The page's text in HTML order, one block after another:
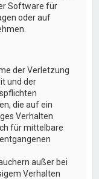
Software für
oder auf
der Verletzung
und der
die auf ein
Verhalten
für mittelbare
außer bei
Verhalten